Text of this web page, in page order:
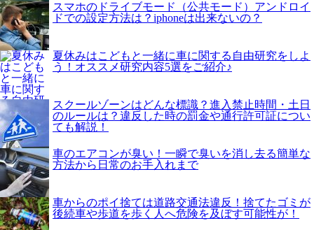
スマホのドライブモード（公共モード）アンドロイ
ドでの設定方法は？iphoneは出来ないの？
夏休みはこどもと一緒に車に関する自由研究をしよ
う！オススメ研究内容5選をご紹介♪
スクールゾーンはどんな標識？進入禁止時間・土日
のルールは？違反した時の罰金や通行許可証につい
ても解説！
車のエアコンが臭い！一瞬で臭いを消し去る簡単な
方法から日常のお手入れまで
車からのポイ捨ては道路交通法違反！捨てたゴミが
後続車や歩道を歩く人へ危険を及ぼす可能性が！